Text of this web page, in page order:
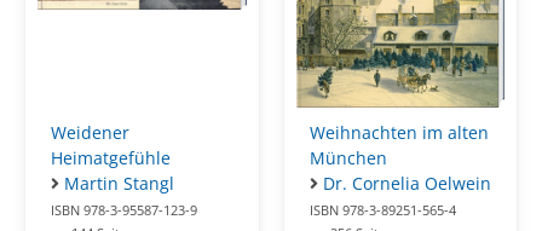
Weidener
Heimatgefühle
Martin Stangl
ISBN 978-3-95587-123-9
Weihnachten im alten
München
Dr. Cornelia Oelwein
ISBN 978-3-89251-565-4